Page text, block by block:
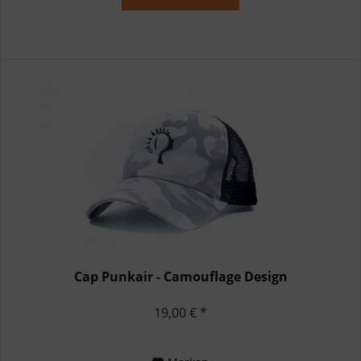
Cap Punkair - Camouflage Design
19,00 € *